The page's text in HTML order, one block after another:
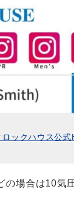
ロックハウス公式
の場合は10気